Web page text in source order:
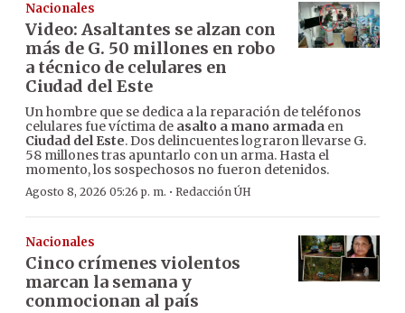
Nacionales
Video: Asaltantes se alzan con
más de G. 50 millones en robo
a técnico de celulares en
Ciudad del Este
Un hombre que se dedica a la reparación de teléfonos
celulares fue víctima de asalto a mano armada en
Ciudad del Este. Dos delincuentes lograron llevarse G.
58 millones tras apuntarlo con un arma. Hasta el
momento, los sospechosos no fueron detenidos.
Agosto 8, 2026 05:26 p. m. · Redacción ÚH
Nacionales
Cinco crímenes violentos
marcan la semana y
conmocionan al país